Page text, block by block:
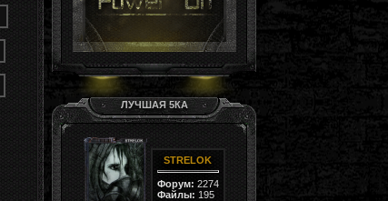
ЛУЧШАЯ 5КА
STRELOK
Форум: 2274
Файлы: 195